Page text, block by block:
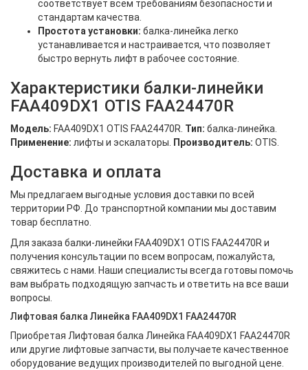
соответствует всем требованиям безопасности и
стандартам качества.
Простота установки: балка-линейка легко
устанавливается и настраивается, что позволяет
быстро вернуть лифт в рабочее состояние.
Характеристики балки-линейки
FAA409DX1 OTIS FAA24470R
Модель: FAA409DX1 OTIS FAA24470R. Тип: балка-линейка.
Применение: лифты и эскалаторы. Производитель: OTIS.
Доставка и оплата
Мы предлагаем выгодные условия доставки по всей
территории РФ. До транспортной компании мы доставим
товар бесплатно.
Для заказа балки-линейки FAA409DX1 OTIS FAA24470R и
получения консультации по всем вопросам, пожалуйста,
свяжитесь с нами. Наши специалисты всегда готовы помочь
вам выбрать подходящую запчасть и ответить на все ваши
вопросы.
Лифтовая балка Линейка FAA409DX1 FAA24470R
Приобретая Лифтовая балка Линейка FAA409DX1 FAA24470R
или другие лифтовые запчасти, вы получаете качественное
оборудование ведущих производителей по выгодной цене.